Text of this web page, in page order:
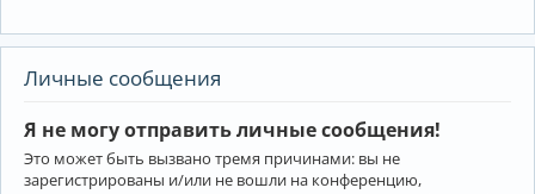
Личные сообщения
Я не могу отправить личные сообщения!
Это может быть вызвано тремя причинами: вы не
зарегистрированы и/или не вошли на конференцию,